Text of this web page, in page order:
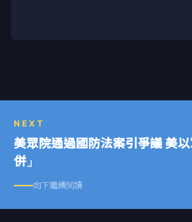
NEXT
美眾院通過國防法案引爭議 美
併」
向下繼續閱讀